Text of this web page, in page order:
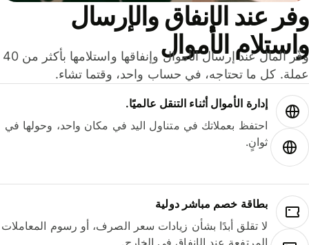
عند الإنفاق والإرسال
الأموال
وفّر المال عند إرسال الأموال وإنفاقها واستلامها بأكثر من 40
كل ما تحتاجه، في حساب واحد، وقتما تشاء.
إدارة الأموال أثناء التنقل عالميًا.
احتفظ بعملاتك في متناول اليد في مكان واحد، وحولها في
ثوانٍ.
بطاقة خصم مباشر دولية
لا تقلق أبدًا بشأن زيادات سعر الصرف، أو رسوم المعاملات
المرتفعة عند الإنفاق في الخارج.